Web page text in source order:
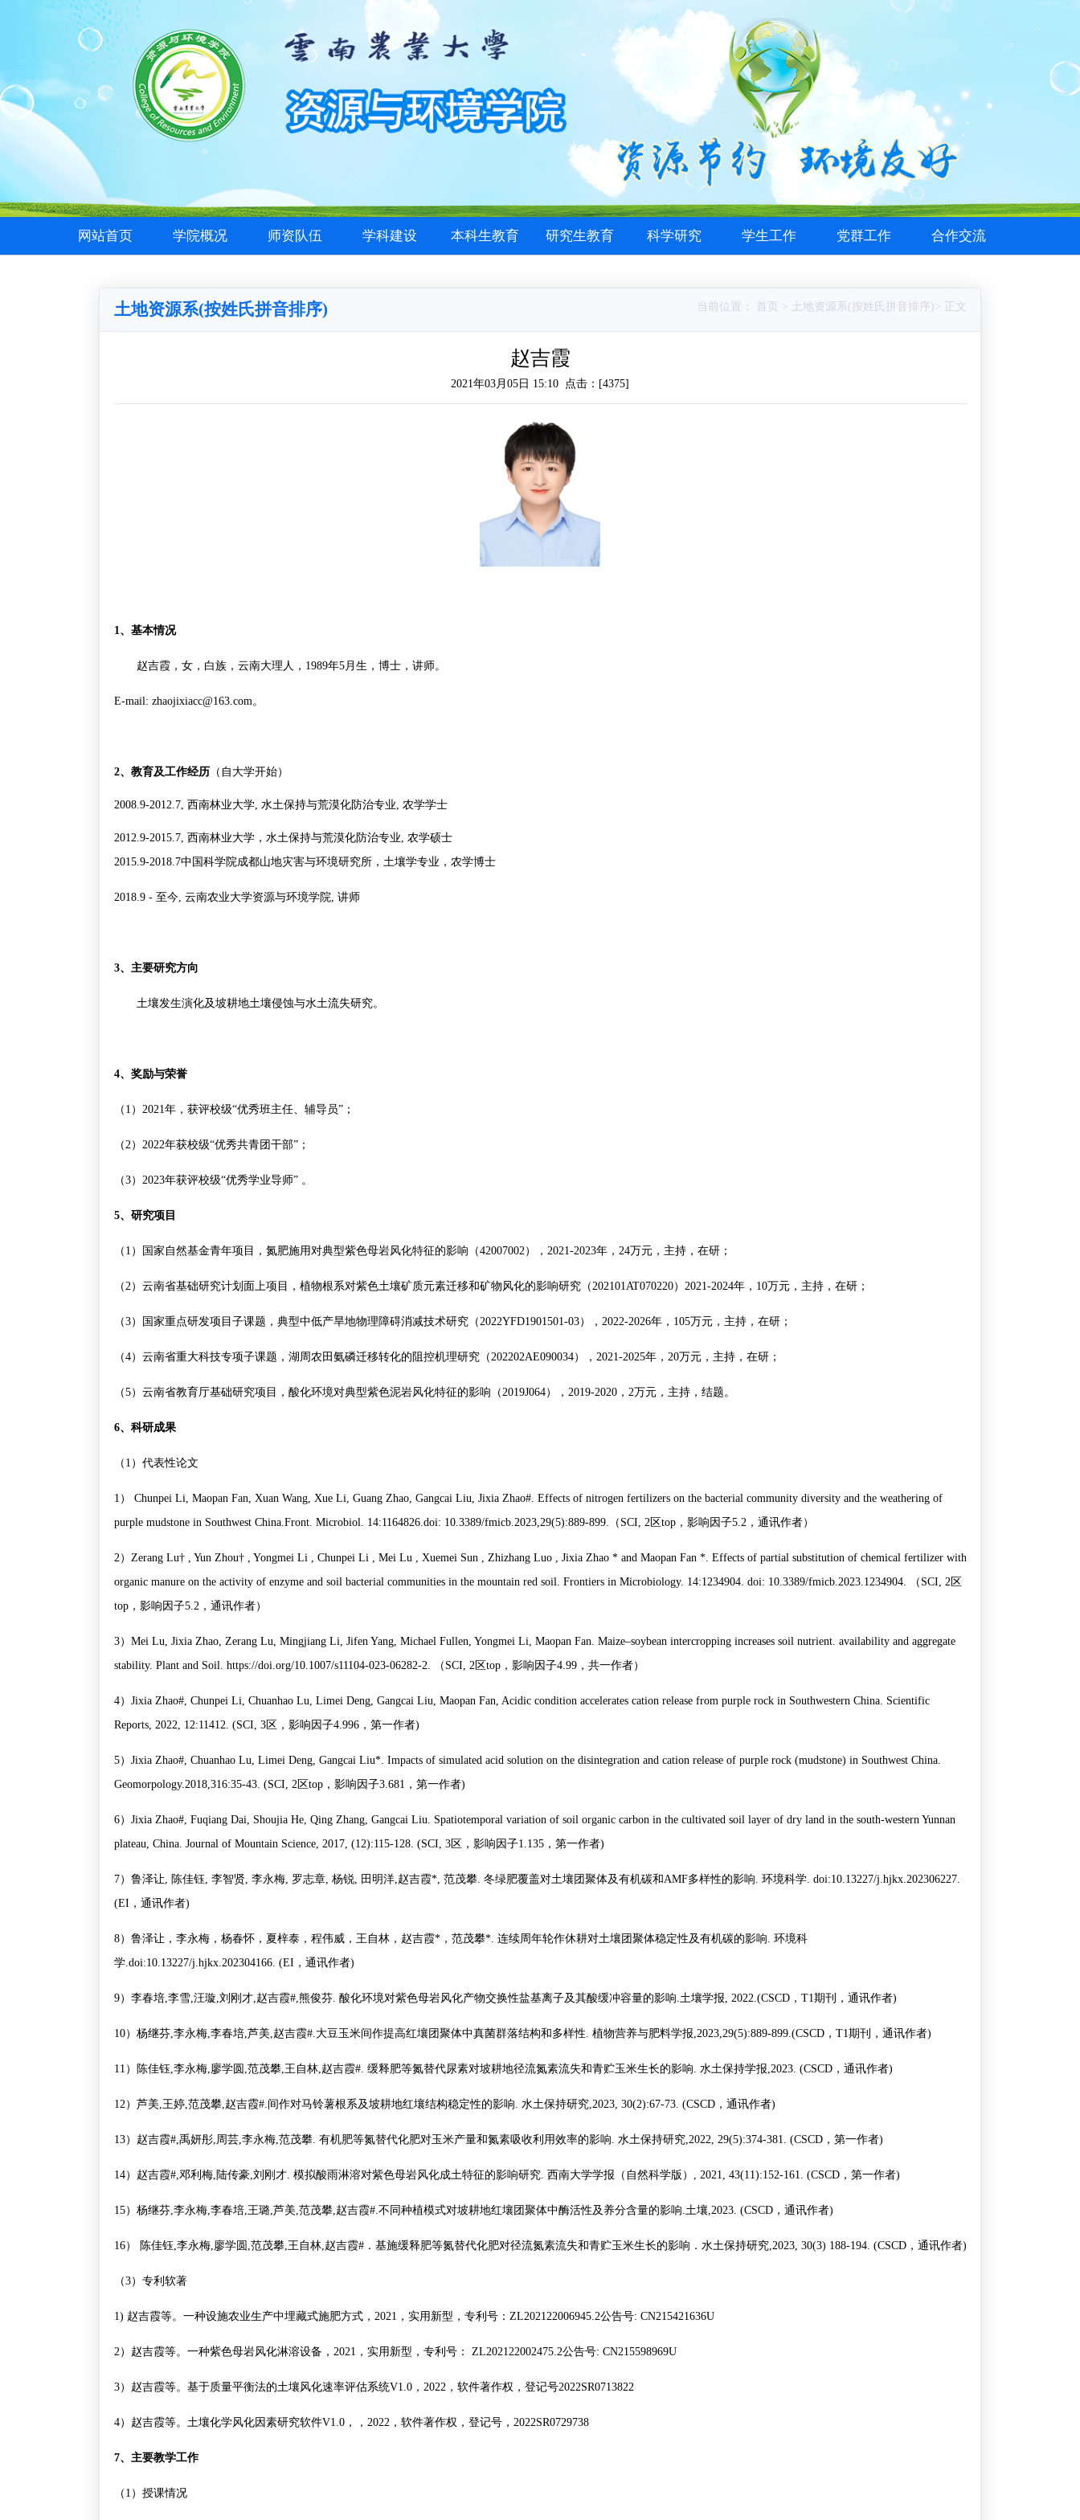
网站首页 学院概况 师资队伍 学科建设 本科生教育 研究生教育 科学研究 学生工作 党群工作 合作交流
土地资源系(按姓氏拼音排序) 当前位置： 首页 > 土地资源系(按姓氏拼音排序)> 正文
赵吉霞
2021年03月05日 15:10 点击：[4375]
1 、基本情况
赵吉霞，女，白族，云南大理人， 1989年5月生，博士，讲师。
E-mail: zhaojixiacc@163.com 。
2、教育及工作经历（自大学开始）
2008.9-2012.7, 西南林业大学, 水土保持与荒漠化防治专业 农学学士
2012.9-2015.7, 西南林业大学，水土保持与荒漠化防治专业
农学硕士
2015.9-2018.7中国科学院成都山地灾害与环境研究所，土壤学专业，农学博士
2018.9 - 至今 云南农业大学资源与环境学院 讲师
3、主要研究方向
土壤发生演化及坡耕地土壤侵蚀与水土流失研究。
4、奖励与荣誉
（ 1 ） 2021年，获评校级“优秀班主任、辅导员”；
（ 2 ） 2022年获校级“优秀共青团干部”；
（3） 2023年获评校级“优秀学业导师” 。
5、研究项目
（ 1 ）国家自然基金青年项目，氮肥施用对典型紫色母岩风化特征的影响（42007002 ）， 2021-2023年， 24万元，主持，在研；
（ 2 ）云南省基础研究计划面上项目，植物根系对紫色土壤矿质元素迁移和矿物风化的影响研究（ 202101AT070220） 2021-2024年， 10万元，主持，在研；
（3）国家重点研发项目子课题，典型中低产旱地物理障碍消减技术研究（ 2022YFD1901501-03）， 2022-2026年， 105万元，主持，在研；
（4）云南省重大科技专项子课题，湖周农田氨磷迁移转化的阻控机理研究（ 202202AE090034）， 2021-2025年， 20万元，主持，在研；
（5）云南省教育厅基础研究项目，酸化环境对典型紫色泥岩风化特征的影响（ 2019J064）， 2019-2020， 2万元，主持，结题。
6、科研成果
（ 1 ）代表性论文
1 ）
Chunpei Li, Maopan Fan, Xuan Wang, Xue Li, Guang Zhao, Gangcai Liu, Jixia Zhao#. Effects of nitrogen fertilizers on the bacterial community diversity and the weathering of
purple mudstone in Southwest China.Front. Microbiol. 14:1164826.doi: 10.3389/fmicb.2023,29(5):889-899.
（ SCI, 2 区top，影响因子5.2 ，通讯作者）
2 ） Zerang Lu† , Yun Zhou† , Yongmei Li , Chunpei Li , Mei Lu , Xuemei Sun , Zhizhang Luo , Jixia Zhao * and Maopan Fan *. Effects of partial substitution of chemical fertilizer with
organic manure on the activity of enzyme and soil bacterial communities in the mountain red soil. Frontiers in Microbiology. 14:1234904. doi: 10.3389/fmicb.2023.1234904.
（ SCI, 2 区
top，影响因子5.2 ，通讯作者）
3） Mei Lu, Jixia Zhao, Zerang Lu, Mingjiang Li, Jifen Yang, Michael Fullen, Yongmei Li, Maopan Fan. Maize–soybean intercropping increases soil nutrient. availability and aggregate
stability. Plant and Soil. https://doi.org/10.1007/s11104-023-06282-2.
（ SCI, 2 区top，影响因子4.99，共一作者）
4） Jixia Zhao#, Chunpei Li, Chuanhao Lu, Limei Deng, Gangcai Liu, Maopan Fan, Acidic condition accelerates cation release from purple rock in Southwestern China. Scientific
Reports, 2022, 12:11412. (SCI, 3区，影响因子4.996，第一作者)
5） Jixia Zhao#, Chuanhao Lu, Limei Deng, Gangcai Liu*. Impacts of simulated acid solution on the disintegration and cation release of purple rock (mudstone) in Southwest China.
Geomorpology.2018,316:35-43. (SCI, 2 区top，影响因子3.681 ，第一作者)
6） Jixia Zhao#, Fuqiang Dai, Shoujia He, Qing Zhang, Gangcai Liu. Spatiotemporal variation of soil organic carbon in the cultivated soil layer of dry land in the south-western Yunnan
plateau, China. Journal of Mountain Science, 2017, (12):115-128. (SCI, 3区，影响因子1.135，第一作者)
7）鲁泽让 陈佳钰 李智贤 李永梅, 罗志章, 杨锐, 田明洋, 赵吉霞*, 范茂攀. 冬绿肥覆盖对土壤团聚体及有机碳和AMF多样性的影响 环境科学. doi:10.13227/j.hjkx.202306227.
(EI ，通讯作者)
8）鲁泽让，李永梅，杨春怀，夏梓泰，程伟威，王自林，赵吉霞*，范茂攀*. 连续周年轮作休耕对土壤团聚体稳定性及有机碳的影响 环境科
学.doi:10.13227/j.hjkx.202304166. (EI ，通讯作者)
9）李春培, 李雪, 汪璇 刘刚才, 赵吉霞#, 熊俊芬. 酸化环境对紫色母岩风化产物交换性盐基离子及其酸缓冲容量的影响 土壤学报 , 2022.(CSCD， T1期刊，通讯作者)
10）杨继芬, 李永梅, 李春培, 芦美 赵吉霞#. 大豆玉米间作提高红壤团聚体中真菌群落结构和多样性 植物营养与肥料学报 ,2023,29(5):889-899.(CSCD， T1期刊，通讯作者)
11 ）陈佳钰 李永梅, 廖学圆 范茂攀, 王自林, 赵吉霞#. 缓释肥等氮替代尿素对坡耕地径流氮素流失和青贮玉米生长的影响 水土保持学报 ,2023. (CSCD，通讯作者)
12 ）芦美 王婷, 范茂攀, 赵吉霞#. 间作对马铃薯根系及坡耕地红壤结构稳定性的影响 水土保持研究,2023, 30(2):67-73. (CSCD，通讯作者)
13）赵吉霞#, 禹妍彤, 周芸, 李永梅, 范茂攀. 有机肥等氮替代化肥对玉米产量和氮素吸收利用效率的影响 水土保持研究,2022, 29(5):374-381. (CSCD，第一作者)
14）赵吉霞#, 邓利梅, 陆传豪, 刘刚才. 模拟酸雨淋溶对紫色母岩风化成土特征的影响研究. 西南大学学报（自然科学版） , 2021, 43(11):152-161. (CSCD，第一作者)
15）杨继芬, 李永梅, 李春培, 王璐, 芦美 范茂攀, 赵吉霞#. 不同种植模式对坡耕地红壤团聚体中酶活性及养分含量的影响 土壤 ,2023. (CSCD，通讯作者)
16） 陈佳钰 李永梅, 廖学圆 范茂攀, 王自林, 赵吉霞#．基施缓释肥等氮替代化肥对径流氮素流失和青贮玉米生长的影响．水土保持研究,2023, 30(3) 188-194. (CSCD，通讯作者)
（3）专利软著
1) 赵吉霞等。一种设施农业生产中埋藏式施肥方式， 2021 ，实用新型，专利号： ZL202122006945.2公告号: CN215421636U
2 ）赵吉霞等。一种紫色母岩风化淋溶设备， 2021 ，实用新型，专利号： ZL202122002475.2公告号: CN215598969U
3）赵吉霞等。基于质量平衡法的土壤风化速率评估系统V1.0， 2022 ，软件著作权，登记号2022SR0713822
4）赵吉霞等。土壤化学风化因素研究软件V1.0，， 2022 ，软件著作权，登记号， 2022SR0729738
7、主要教学工作
（ 1 ）授课情况